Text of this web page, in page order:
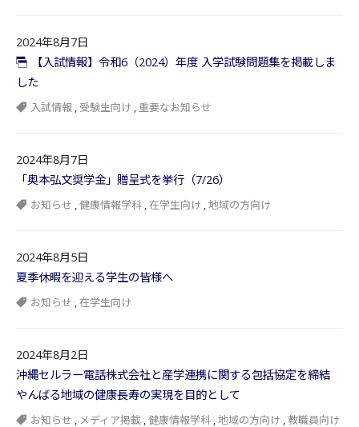
2024年8月7日
【入試情報】令和6（2024）年度 入学試験問題集を掲載しま
した
入試情報 , 受験生向け , 重要なお知らせ
2024年8月7日
「奥本弘文奨学金」贈呈式を挙行（7/26）
お知らせ ,健康情報学科 ,在学生向け ,地域の方向け
2024年8月5日
夏季休暇を迎える学生の皆様へ
お知らせ ,在学生向け
2024年8月2日
沖縄セルラー電話株式会社と産学連携に関する包括協定を締結
やんばる地域の健康長寿の実現を目的として
お知らせ , メディア掲載 ,健康情報学科 ,地域の方向け , 教職員向け